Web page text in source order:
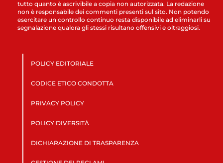
tutto quanto è ascrivibile a copia non autorizzata. La redazione
non è responsabile dei commenti presenti sul sito. Non potendo
esercitare un controllo continuo resta disponibile ad eliminarli su
segnalazione qualora gli stessi risultano offensivi e oltraggiosi.
POLICY EDITORIALE
CODICE ETICO CONDOTTA
PRIVACY POLICY
POLICY DIVERSITÀ
DICHIARAZIONE DI TRASPARENZA